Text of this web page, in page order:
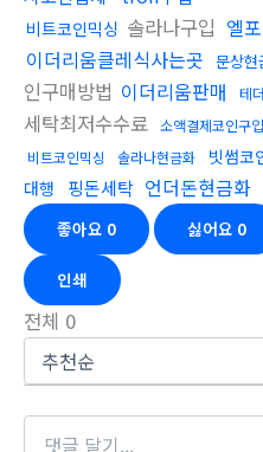
비트코인믹싱 솔라나구입 엘
이더리움클레식사는곳
문상
인구매방법 이더리움판매 테
세탁최저수수료 소액결제코인구입
비트코인믹싱
솔라나현금화 빗썸코
대행
핑돈세탁 언더돈현금화
좋아요 0 싫어요 0
인쇄
전체 0